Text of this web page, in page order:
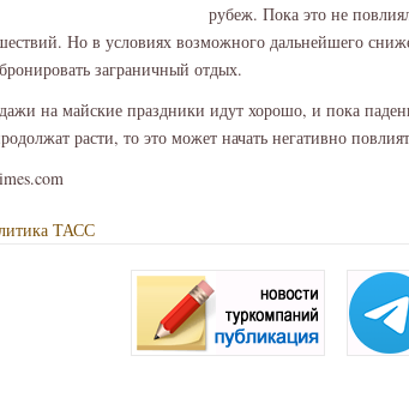
рубеж. Пока это не
Но в условиях возможного дальнейшего
заграничный отдых.
на майские праздники идут хорошо, и пока
расти, то это может начать негативно
ТАСС